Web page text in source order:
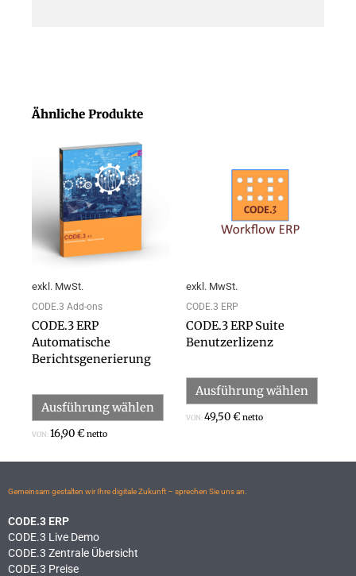
Ähnliche Produkte
exkl. MwSt.
CODE.3 Add-ons
CODE.3 ERP
Automatische
Berichtsgenerierung
Ausführung wählen
Produktseite
gewählt
VON:16,90€ netto
exkl. MwSt.
CODE.3 ERP
CODE.3 ERP Suite
Benutzerlizenz
Ausführung wählen
VON:49,50€ netto
Gemeinsam gestalten wir Ihre digitale Zukunft – sprechen Sie uns an.
CODE.3 ERP
CODE.3 Live Demo
CODE.3 Zentrale Übersicht
CODE.3 Preise